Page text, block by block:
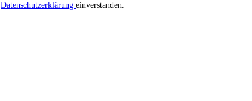
Datenschutzerklärung einverstanden.